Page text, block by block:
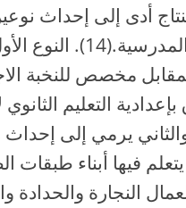
أدى إلى إحداث
المؤسسات المدرسية.(14).
مخصص للنخبة
التعليم الثانوي
يرمي إلى
فيها أبناء طبقات
النجارة والحدادة